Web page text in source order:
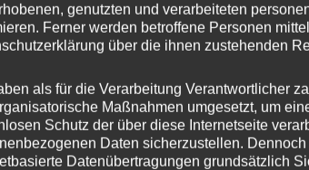
Förderdickicht der rheinland-
Ministerien. „Man würde ja
Anfrage
zeigt
Weiterlesen
genutzten und verarbeiteten
Ferner werden betroffene Personen
über die ihnen zustehenden
als für die Verarbeitung Verantwortlicher
Maßnahmen umgesetzt, um
Schutz der über diese Internetseite
Daten sicherzustellen. Dennoch
Datenübertragungen grundsätzlich